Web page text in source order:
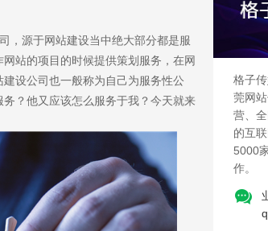
，源于网站建设当中绝大部分都是服
站的项目的时候提供策划服务，在网
设公司也一般称为自己为服务性公
？他又应该怎么服务于我？今天就来
格子
莞网
营、
的互
5000
作。